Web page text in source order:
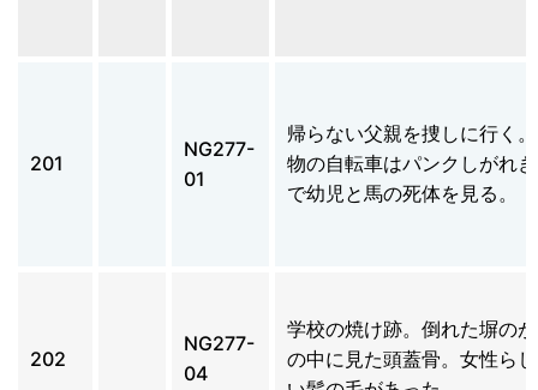
201
NG277-
01
帰らない父親を捜しに行く
物の自転車はパンクしがれ
で幼児と馬の死体を見る。
202
NG277-
04
学校の焼け跡。倒れた塀の
の中に見た頭蓋骨。女性ら